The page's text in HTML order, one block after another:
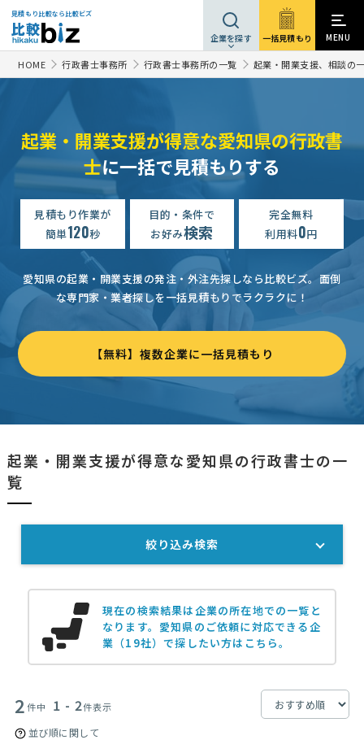
見積もり比較なら比較ビズ
企業を探す 一括見積もり MENU
HOME 行政書士事務所 行政書士事務所の一覧 起業・開業支援、相談の
起業・開業支援が得意な愛知県の行政書
士に一括で見積もりする
見積もり作業が
簡単120秒
目的・条件で
お好み検索
完全無料
利用料0円
愛知県の起業・開業支援の発注・外注先探しなら比較ビズ。 面倒
な専門家・業者探しを一括見積もりでラクラクに！
【無料】複数企業に一括見積もり
起業・開業支援が得意な愛知県の行政書士の一
覧
現在の検索結果は企業の所在地での一覧と
なります。 愛知県のご依頼に対応できる企
業（19社）で探したい方はこちら。
2件中 1 - 2件表示
並び順に関して
絞り込み検索